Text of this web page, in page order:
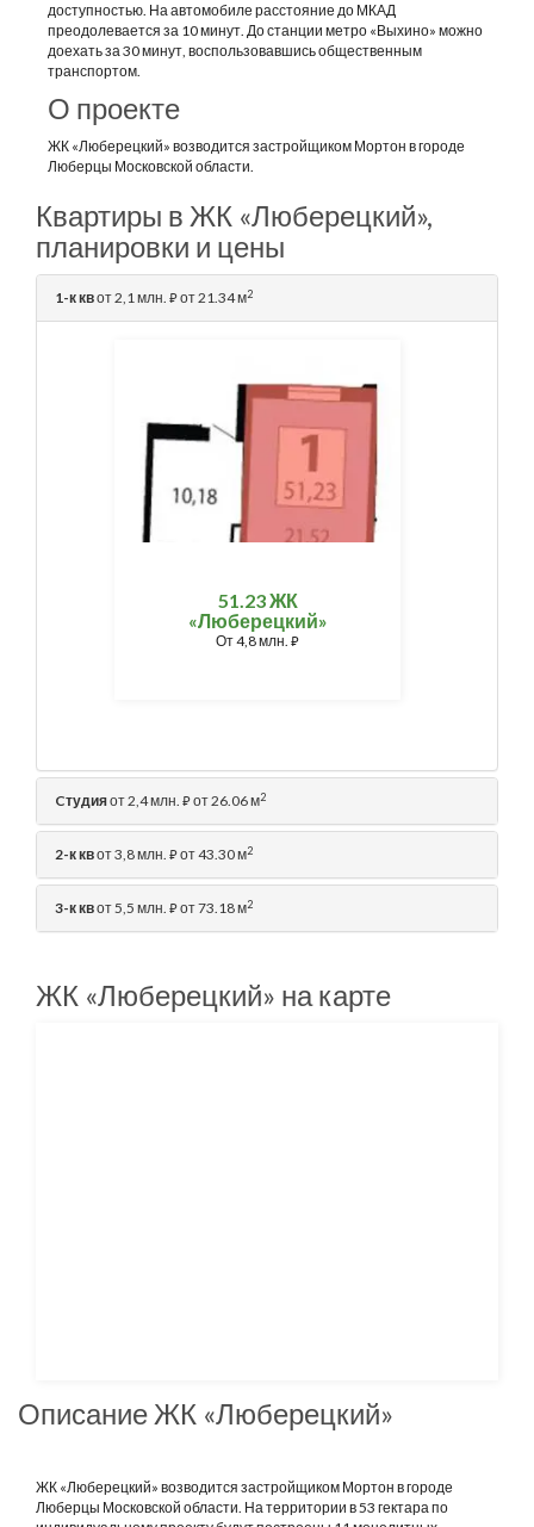
доступностью. На автомобиле расстояние до МКАД
преодолевается за 10 минут. До станции метро «Выхино» можно
доехать за 30 минут, воспользовавшись общественным
транспортом.
О проекте
ЖК «Люберецкий» возводится застройщиком Мортон в городе
Люберцы Московской области.
Квартиры в ЖК «Люберецкий»,
планировки и цены
1-к квот 2,1 млн. ⃏от 21.34 м2
51.23 ЖК
«Люберецкий»
От4,8 млн. ⃏
Cтудияот 2,4 млн. ⃏от 26.06 м2
2-к квот 3,8 млн. ⃏от 43.30 м2
3-к квот 5,5 млн. ⃏от 73.18 м2
ЖК «Люберецкий» на карте
Описание ЖК «Люберецкий»
ЖК «Люберецкий» возводится застройщиком Мортон в городе
Люберцы Московской области. На территории в 53 гектара по